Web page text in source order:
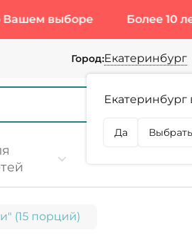
Более 10 лет
Город:Екатеринбург
Екатеринбург
Да
(15 порций)